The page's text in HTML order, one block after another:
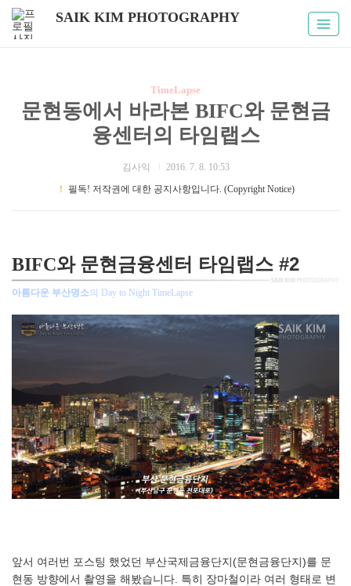
SAIK KIM PHOTOGRAPHY
TimeLapse
문현동에서 바라본 BIFC와 문현금
융센터의 타임랩스
김사익
2016. 7. 8. 10:53
！
필독! 저작권에 대한 공지사항입니다. (Copyright Notice)
BIFC와 문현금융센터 타임랩스 #2
아름다운 부산명소의 Day to Night TimeLapse
앞서 여러번 포스팅 했었던 부산국제금융단지(문현금융단지)를 문
현동 방향에서 촬영을 해봤습니다. 특히 장마철이라 여러 형태로 변